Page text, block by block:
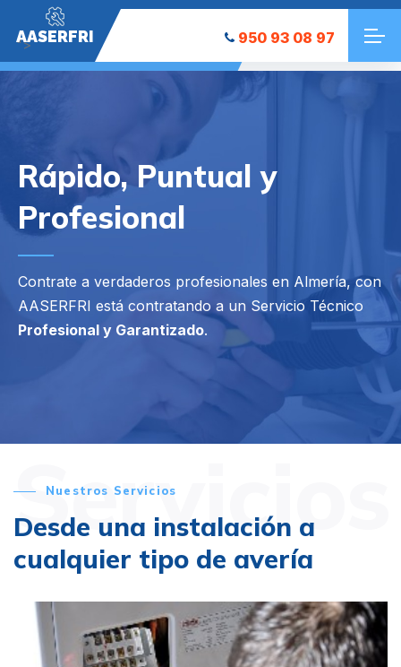
AASERFRI
"> 950 93 08 97
Rápido, Puntual y
Profesional
Contrate a verdaderos profesionales en Almería, con
AASERFRI está contratando a un Servicio Técnico
Profesional y Garantizado.
Servicios
Nuestros Servicios
Desde una instalación a
cualquier tipo de avería